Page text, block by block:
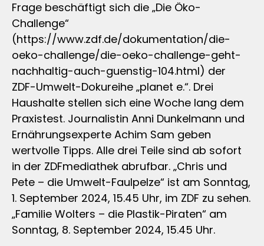
Frage beschäftigt sich die „Die Öko-
Challenge“
(https://www.zdf.de/dokumentation/die-
oeko-challenge/die-oeko-challenge-geht-
nachhaltig-auch-guenstig-104.html) der
ZDF-Umwelt-Dokureihe „planet e.“. Drei
Haushalte stellen sich eine Woche lang dem
Praxistest. Journalistin Anni Dunkelmann und
Ernährungsexperte Achim Sam geben
wertvolle Tipps. Alle drei Teile sind ab sofort
in der ZDFmediathek abrufbar. „Chris und
Pete – die Umwelt-Faulpelze“ ist am Sonntag,
1. September 2024, 15.45 Uhr, im ZDF zu sehen.
„Familie Wolters – die Plastik-Piraten“ am
Sonntag, 8. September 2024, 15.45 Uhr.